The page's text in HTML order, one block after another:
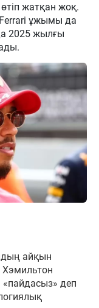
жатқан жоқ.
ұжымы да
2025 жылғы
айқын
Хэмильтон
«пайдасыз» деп